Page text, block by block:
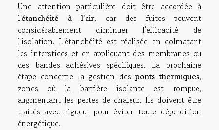
Une attention particulière doit être accordée à
l'étanchéité à l'air, car des fuites peuvent
considérablement diminuer l'efficacité de
l'isolation. L'étanchéité est réalisée en colmatant
les interstices et en appliquant des membranes ou
des bandes adhésives spécifiques. La prochaine
étape concerne la gestion des ponts thermiques,
zones où la barrière isolante est rompue,
augmentant les pertes de chaleur. Ils doivent être
traités avec rigueur pour éviter toute déperdition
énergétique.